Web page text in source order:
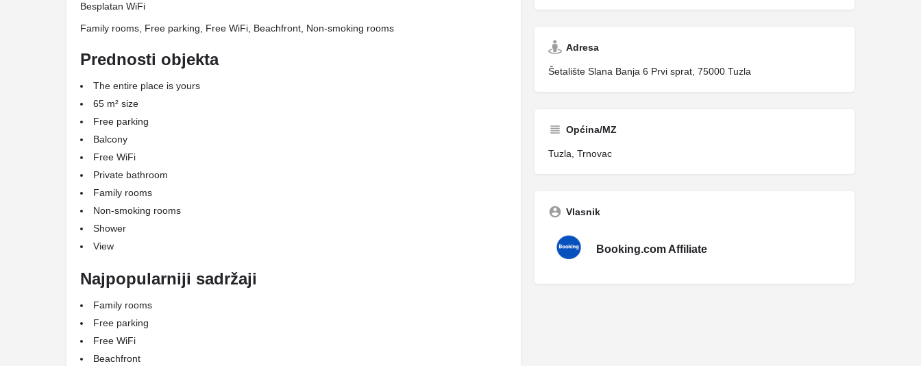
Besplatan WiFi
Family rooms, Free parking, Free WiFi, Beachfront, Non-smoking rooms
Prednosti objekta
The entire place is yours
65 m² size
Free parking
Balcony
Free WiFi
Private bathroom
Family rooms
Non-smoking rooms
Shower
View
Najpopularniji sadržaji
Family rooms
Free parking
Free WiFi
Beachfront
Adresa
Šetalište Slana Banja 6 Prvi sprat, 75000 Tuzla
Općina/MZ
Tuzla, Trnovac
Vlasnik
Booking.com Affiliate